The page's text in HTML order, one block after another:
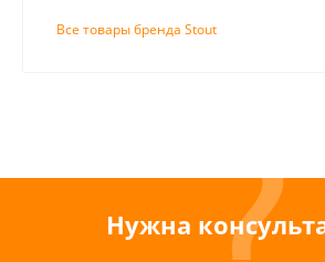
Все товары бренда Stout
Нужна